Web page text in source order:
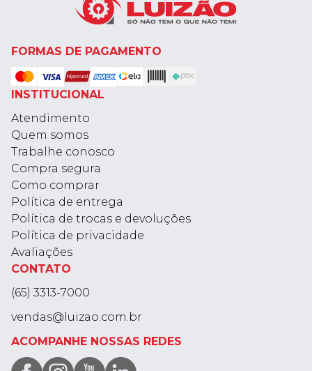
FORMAS DE PAGAMENTO
INSTITUCIONAL
Atendimento
Quem somos
Trabalhe conosco
Compra segura
Como comprar
Política de entrega
Política de trocas e devoluções
Política de privacidade
Avaliações
CONTATO
(65) 3313-7000
vendas@luizao.com.br
ACOMPANHE NOSSAS REDES